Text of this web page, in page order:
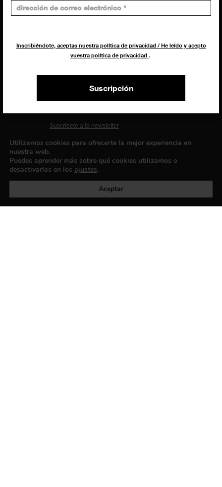
Inscribiéndote, aceptas nuestra política de privacidad / He leído y acepto
vuestra política de privacidad .
Suscripción
EXIBART SPAIN, S.L.U.
AVINGUDA ROMA, 12
Suscríbete a la newsletter
Política de privacidad
Utilizamos cookies para ofrecerte la mejor experiencia en
nuestra web.
Puedes aprender más sobre qué cookies utilizamos o
desactivarlas en los ajustes.
Aceptar